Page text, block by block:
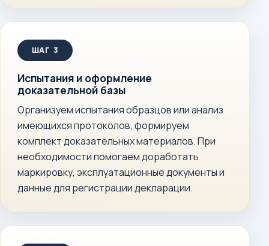
Испытания и оформление
доказательной базы
Организуем испытания образцов или анализ
имеющихся протоколов, формируем
комплект доказательных материалов. При
необходимости помогаем доработать
маркировку, эксплуатационные документы и
данные для регистрации декларации.